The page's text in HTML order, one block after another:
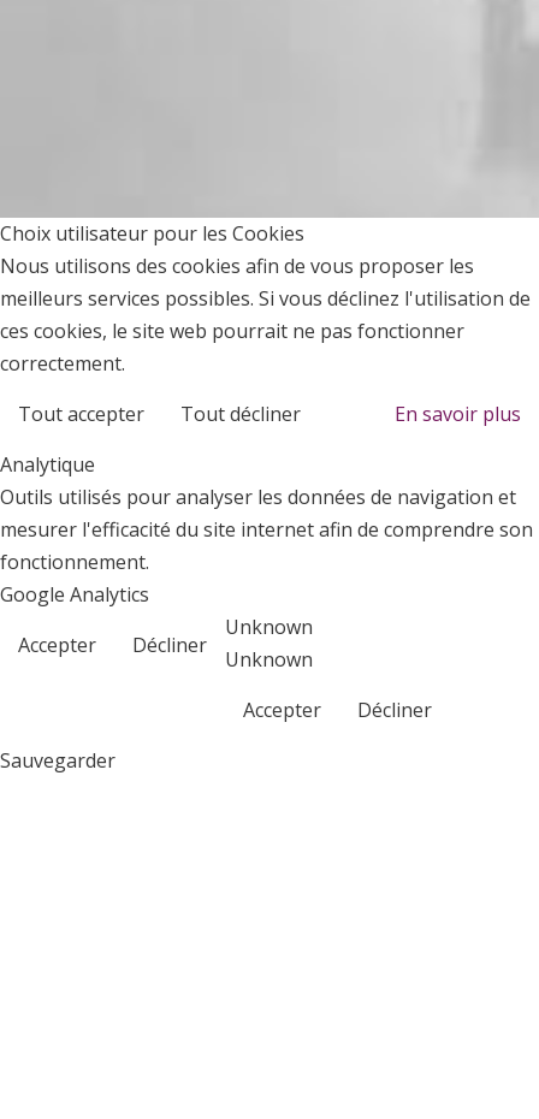
Choix utilisateur pour les Cookies
Nous utilisons des cookies afin de vous proposer les
meilleurs services possibles. Si vous déclinez l'utilisation de
ces cookies, le site web pourrait ne pas fonctionner
correctement.
Tout accepter
Tout décliner
En savoir plus
Analytique
Outils utilisés pour analyser les données de navigation et
mesurer l'efficacité du site internet afin de comprendre son
fonctionnement.
Google Analytics
Accepter
Décliner
Unknown
Unknown
Accepter
Décliner
Sauvegarder